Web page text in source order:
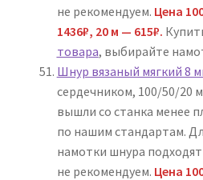
не рекомендуем. Цена
1436₽, 20 м — 615₽.
товара, выбирайте
Шнур вязаный мягкий 8
сердечником, 100/50/20
вышли со станка менее
по нашим стандартам.
намотки шнура
не рекомендуем. Цена